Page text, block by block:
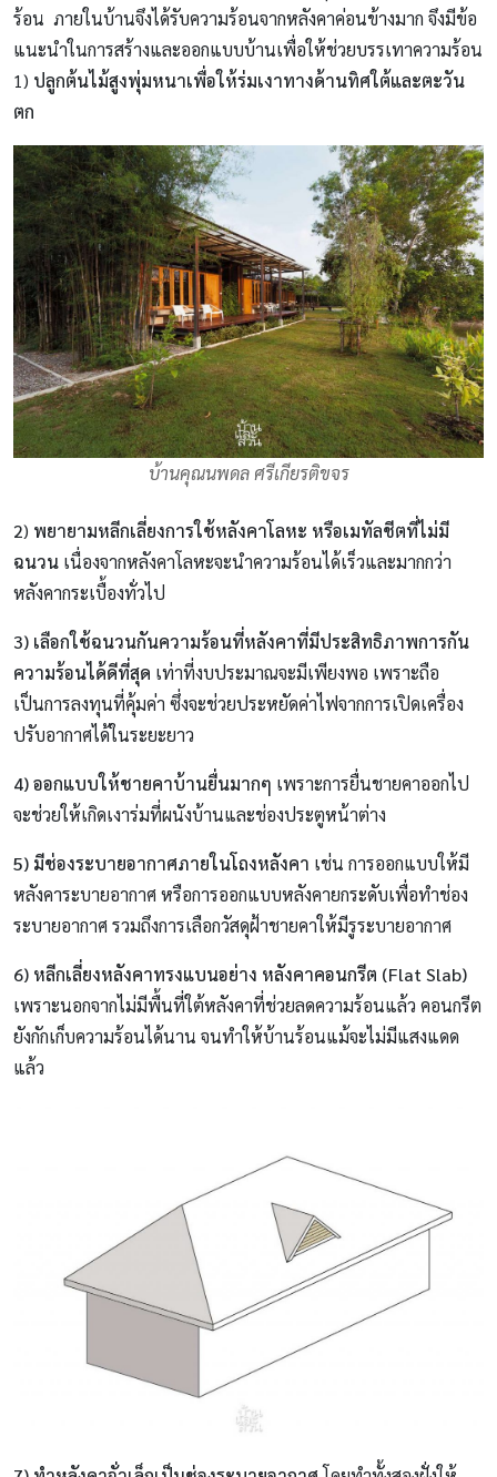
ร้อน ภายในบ้านจึงได้รับความร้อนจากหลังคาค่อนข้างมาก จึงมีข้อ
แนะนำในการสร้างและออกแบบบ้านเพื่อให้ช่วยบรรเทาความร้อน
1) ปลูกต้นไม้สูงพุ่มหนาเพื่อให้ร่มเงาทางด้านทิศใต้และตะวัน
ตก
บ้านคุณนพดล ศรีเกียรติขจร
2) พยายามหลีกเลี่ยงการใช้หลังคาโลหะ หรือเมทัลชีตที่ไม่มี
ฉนวน เนื่องจากหลังคาโลหะจะนำความร้อนได้เร็วและมากกว่า
หลังคากระเบื้องทั่วไป
3) เลือกใช้ฉนวนกันความร้อนที่หลังคาที่มีประสิทธิภาพการกัน
ความร้อนได้ดีที่สุด เท่าที่งบประมาณจะมีเพียงพอ เพราะถือ
เป็นการลงทุนที่คุ้มค่า ซึ่งจะช่วยประหยัดค่าไฟจากการเปิดเครื่อง
ปรับอากาศได้ในระยะยาว
4) ออกแบบให้ชายคาบ้านยื่นมากๆ เพราะการยื่นชายคาออกไป
จะช่วยให้เกิดเงาร่มที่ผนังบ้านและช่องประตูหน้าต่าง
5) มีช่องระบายอากาศภายในโถงหลังคา เช่น การออกแบบให้มี
หลังคาระบายอากาศ หรือการออกแบบหลังคายกระดับเพื่อทำช่อง
ระบายอากาศ รวมถึงการเลือกวัสดุฝ้าชายคาให้มีรูระบายอากาศ
6) หลีกเลี่ยงหลังคาทรงแบนอย่าง หลังคาคอนกรีต (Flat Slab)
เพราะนอกจากไม่มีพื้นที่ใต้หลังคาที่ช่วยลดความร้อนแล้ว คอนกรีต
ยังกักเก็บความร้อนได้นาน จนทำให้บ้านร้อนแม้จะไม่มีแสงแดด
แล้ว